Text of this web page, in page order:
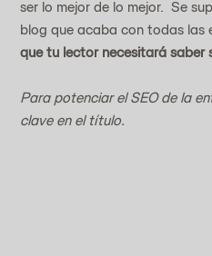
ser lo mejor de lo mejor.  Se
blog que acaba con todas
que tu lector necesitará saber
Para potenciar el SEO de la
clave en el título.